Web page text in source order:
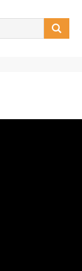
